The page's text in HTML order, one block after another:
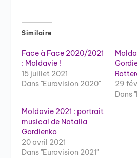
Similaire
Face à Face 2020/2021
: Moldavie !
15 juillet 2021
Dans "Eurovision 2020"
29
Dans
Moldavie 2021 : portrait
musical de Natalia
Gordienko
20 avril 2021
Dans "Eurovision 2021"